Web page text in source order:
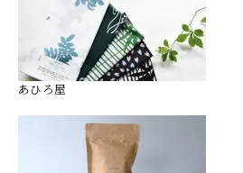
あひろ屋